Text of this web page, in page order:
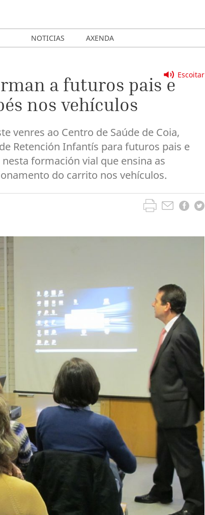
NOTICIAS AXENDA
Escoitar
a futuros pais e
nos vehículos
venres ao Centro de Saúde de Coia,
Retención Infantís para futuros pais e
formación vial que ensina as
do carrito nos vehículos.